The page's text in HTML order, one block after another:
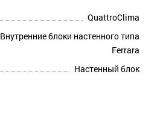
QuattroClima
Внутренние блоки настенного типа
Ferrara
Настенный блок